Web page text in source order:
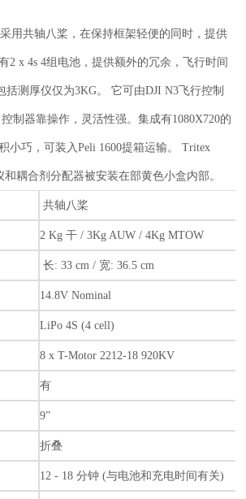
采用共轴八桨，在保持框架轻便的同时，提供
2 x 4s 4组电池，提供额外的冗余，飞行时间
括测厚仪仅为3KG。 它可由DJI N3飞行控制
制器靠操作，灵活性强。集成有1080X720的
小巧，可装入Peli 1600提箱运输。 Tritex
和耦合剂分配器被安装在部黄色小盒内部。
共轴八桨
2 Kg 干 / 3Kg AUW / 4Kg MTOW
长: 33 cm / 宽: 36.5 cm
14.8V Nominal
LiPo 4S (4 cell)
8 x T-Motor 2212-18 920KV
有
9”
折叠
12 - 18 分钟 (与电池和充电时间有关)